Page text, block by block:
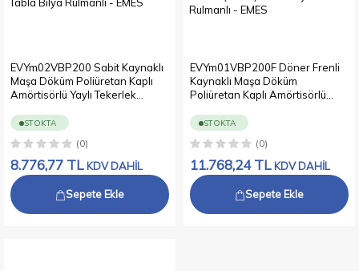
EVYm02VBP200 Sabit Kaynaklı
Maşa Döküm Poliüretan Kaplı
Amörtisörlü Yaylı Tekerlek
ve Konik Rulmanlı Döküm(Sfero)
Tabla Bilya Rulmanlı
STOKTA
(0)
8.776,77 TL KDV DAHİL
Sepete Ekle
EVYm01VBP200F Döner Frenli
Kaynaklı Maşa Döküm
Poliüretan Kaplı Amörtisörlü
Döküm Maşa Büte ve Konik
Rulmanlı Döküm(Sfero) Tabla
Bilya Rulmanlı
STOKTA
(0)
11.768,24TL KDV DAHİL
Sepete Ekle